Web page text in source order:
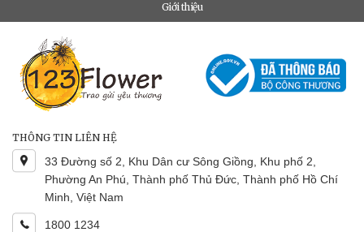
Giới thiệu
THÔNG TIN LIÊN HỆ
33 Đường số 2, Khu Dân cư Sông Giồng, Khu phố 2,
Phường An Phú, Thành phố Thủ Đức, Thành phố Hồ Chí
Minh, Việt Nam
1800 1234